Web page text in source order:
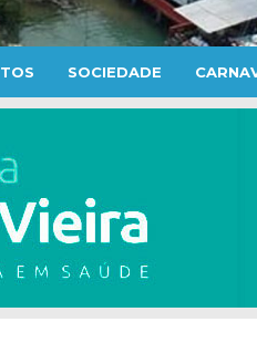
SOCIEDADE